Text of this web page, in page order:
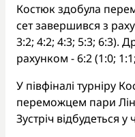
Костюк здобула
сет завершився з
3:2; 4:2; 4:3; 5:3; 6:3).
рахунком - 6:2 (1:0;
У півфіналі турніру
переможцем пари
Зустріч відбудеться